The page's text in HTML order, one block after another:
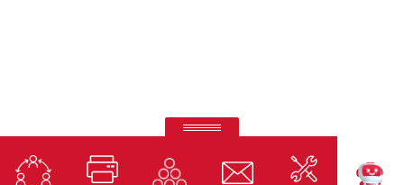
Telas interativas Ricoh
Precisão tátil, conectividade total e design moderno